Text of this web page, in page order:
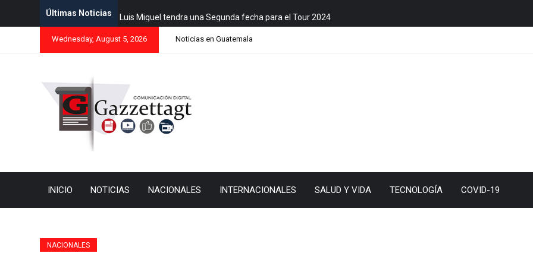
Últimas Noticias Luis Miguel tendra una Segunda fecha para el Tour 2024
Wednesday, August 5, 2026 Noticias en Guatemala
INICIO NOTICIAS NACIONALES INTERNACIONALES SALUD Y VIDA TECNOLOGÍA COVID-19
NACIONALES